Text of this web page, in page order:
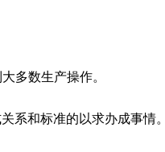
多数生产操作。
系和标准的以求办成事情。